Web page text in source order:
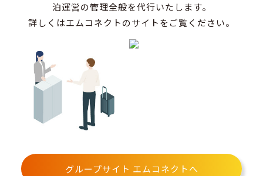
泊運営の管理全般を代行いたします。
詳しくはエムコネクトのサイトをご覧ください。
グループサイト エムコネクトへ